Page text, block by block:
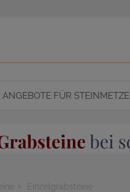
ANGEBOTE FÜR STEINMETZE
Einzelgrabsteine